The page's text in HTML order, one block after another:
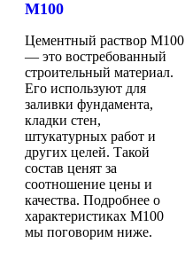
М100
Цементный раствор М100
— это востребованный
строительный материал.
Его используют для
заливки фундамента,
кладки стен,
штукатурных работ и
других целей. Такой
состав ценят за
соотношение цены и
качества. Подробнее о
характеристиках М100
мы поговорим ниже.